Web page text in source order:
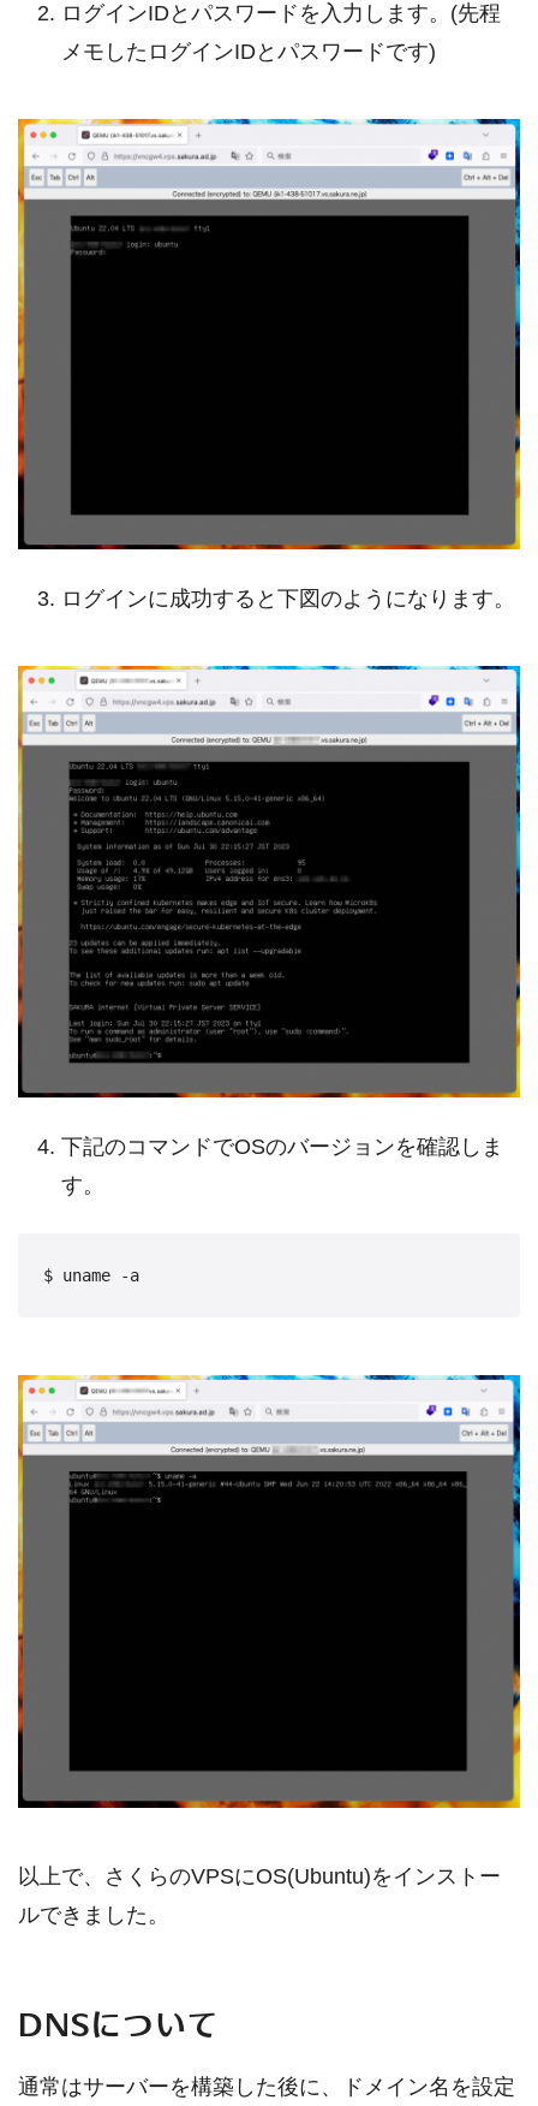
ログインIDとパスワードを入力します。(先程
メモしたログインIDとパスワードです)
ログインに成功すると下図のようになります。
下記のコマンドでOSのバージョンを確認しま
す。
$ uname -a
以上で、さくらのVPSにOS(Ubuntu)をインストー
ルできました。
DNSについて
通常はサーバーを構築した後に、ドメイン名を設定